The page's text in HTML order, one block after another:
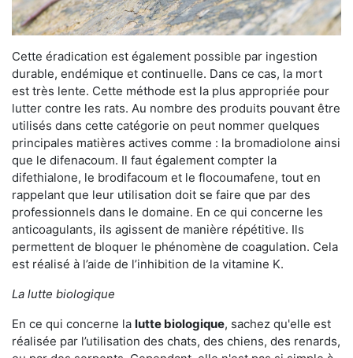
Cette éradication est également possible par ingestion
durable, endémique et continuelle. Dans ce cas, la mort
est très lente. Cette méthode est la plus appropriée pour
lutter contre les rats. Au nombre des produits pouvant être
utilisés dans cette catégorie on peut nommer quelques
principales matières actives comme : la bromadiolone ainsi
que le difenacoum. Il faut également compter la
difethialone, le brodifacoum et le flocoumafene, tout en
rappelant que leur utilisation doit se faire que par des
professionnels dans le domaine. En ce qui concerne les
anticoagulants, ils agissent de manière répétitive. Ils
permettent de bloquer le phénomène de coagulation. Cela
est réalisé à l’aide de l’inhibition de la vitamine K.
La lutte biologique
En ce qui concerne la lutte biologique, sachez qu'elle est
réalisée par l’utilisation des chats, des chiens, des renards,